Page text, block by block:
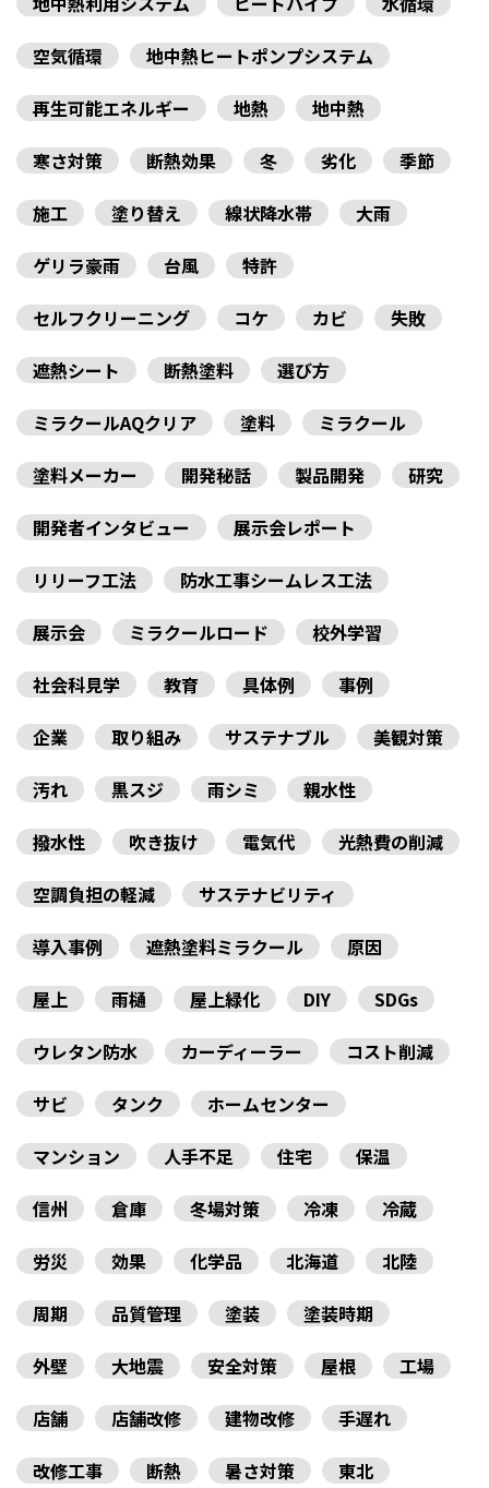
空気循環
地中熱ヒートポンプシステム
再生可能エネルギー
地熱
地中熱
寒さ対策
断熱効果 冬 劣化
季節
施工
塗り替え 線状降水帯
大雨
ゲリラ豪雨
台風
特許
セルフクリーニング
コケ カビ
失敗
遮熱シート
断熱塗料
選び方
ミラクールAQクリア
塗料
ミラクール
塗料メーカー
開発秘話 製品開発
研究
開発者インタビュー
展示会レポート
リリーフ工法
防水工事シームレス工法
展示会
ミラクールロード
校外学習
社会科見学
教育 具体例
事例
企業
取り組み サステナブル
美観対策
汚れ
黒スジ 雨シミ
親水性
撥水性
吹き抜け 電気代
光熱費の削減
空調負担の軽減
サステナビリティ
導入事例
遮熱塗料ミラクール
原因
屋上
雨樋 屋上緑化 DIY
SDGs
ウレタン防水
カーディーラー
コスト削減
サビ
タンク
ホームセンター
マンション
人手不足 住宅
保温
信州
倉庫 冬場対策 冷凍
冷蔵
労災
効果 化学品 北海道
北陸
周期
品質管理 塗装
塗装時期
外壁
大地震 安全対策 屋根
工場
店舗
店舗改修 建物改修
手遅れ
改修工事
断熱 暑さ対策
東北